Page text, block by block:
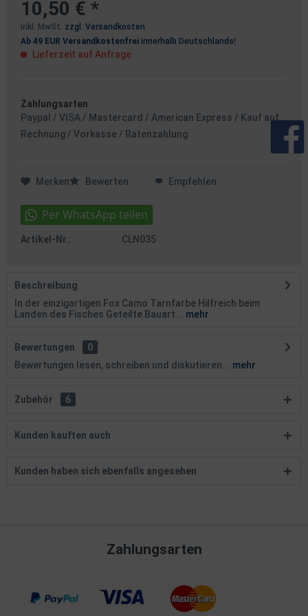
10,50 € *
inkl. MwSt. zzgl. Versandkosten
Ab 49 EUR Versandkostenfrei innerhalb Deutschlands!
Lieferzeit auf Anfrage
Zahlungsarten
Paypal / VISA / Mastercard / American Express / Kauf auf
Rechnung / Vorkasse / Ratenzahlung
Merken Bewerten Empfehlen
Artikel-Nr.: CLN035
Beschreibung
In der einzigartigen Fox Camo Tarnfarbe Hilfreich beim
Landen des Fisches Geteilte Bauart...
mehr
Bewertungen
0
Bewertungen lesen, schreiben und diskutieren...
mehr
Zubehör 6
Kunden kauften auch
Kunden haben sich ebenfalls angesehen
Zahlungsarten